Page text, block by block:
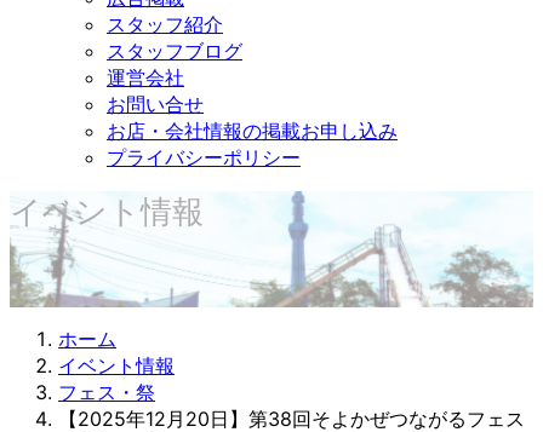
スタッフ紹介
スタッフブログ
運営会社
お問い合せ
お店・会社情報の掲載お申し込み
プライバシーポリシー
イベント情報
ホーム
イベント情報
フェス・祭
【2025年12月20日】第38回そよかぜつながるフェス